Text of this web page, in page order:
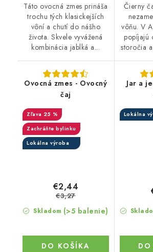
Táto ovocná zmes prináša
trochu tých klasickejších
vôní a chutí do nášho
života. Skvele vyvážená
kombinácia jablká a...
Čierny
vôňu. V
popíjajú
storočia
Ovocná zmes - Ovocný
čaj
25 %
Zachráňte bylinku
Lokálna výroba
Skladom (>5 balenie)
€2,44
€3,27
DO KOŠÍKA
Jar a
Lokálna